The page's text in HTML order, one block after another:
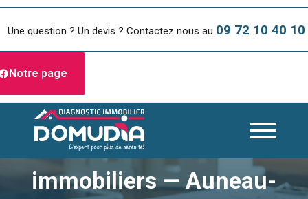
Une question ? Un devis ? Contactez nous au 09 72 10 40 10
Notre page
Diagnostics
immobiliers — Auneau-